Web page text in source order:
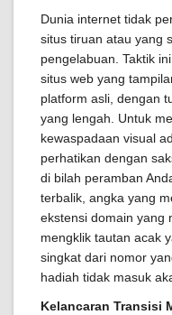
Dunia internet tidak
situs tiruan atau yang
pengelabuan. Taktik
situs web yang
platform asli, dengan
yang lengah. Untuk
kewaspadaan visual
perhatikan dengan
di bilah peramban
terbalik, angka yang
ekstensi domain yang
mengklik tautan acak
singkat dari nomor
hadiah tidak masuk
Kelancaran Transisi